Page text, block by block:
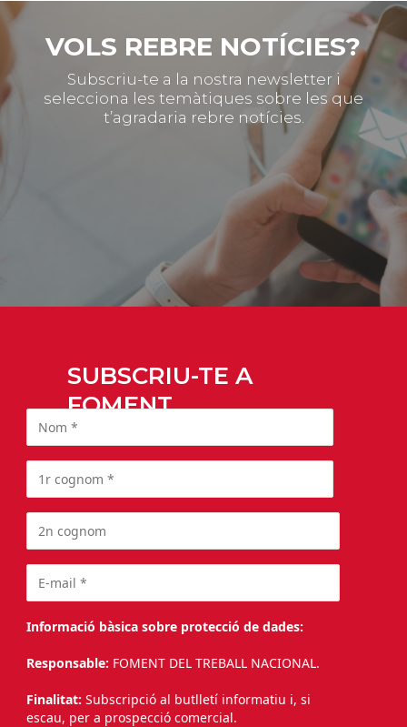
VOLS REBRE NOTÍCIES?
Subscriu-te a la nostra newsletter i
selecciona les temàtiques sobre les que
t’agradaria rebre notícies.
SUBSCRIU-TE A
FOMENT
Informació bàsica sobre protecció de dades:
Responsable: FOMENT DEL TREBALL NACIONAL.
Finalitat: Subscripció al butlletí informatiu i, si
escau, per a prospecció comercial.